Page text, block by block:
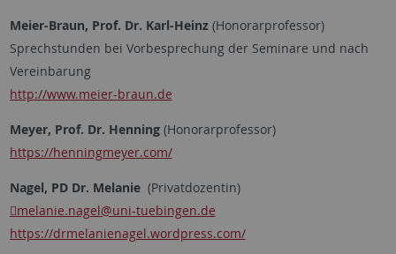
Meier-Braun, Prof. Dr. Karl-Heinz(Honorarprofessor)
Sprechstunden bei Vorbesprechung der Seminare und nach
Vereinbarung
http://www.meier-braun.de
Meyer, Prof. Dr. Henning(Honorarprofessor)
https://henningmeyer.com/
Nagel, PD Dr. Melanie (Privatdozentin)
melanie.nagel@uni-tuebingen.de
https://drmelanienagel.wordpress.com/